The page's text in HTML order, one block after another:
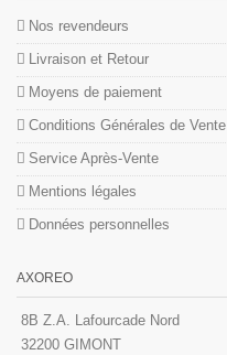
Nos revendeurs
Livraison et Retour
Moyens de paiement
Conditions Générales de Vente
Service Après-Vente
Mentions légales
Données personnelles
AXOREO
8B Z.A. Lafourcade Nord
32200 GIMONT